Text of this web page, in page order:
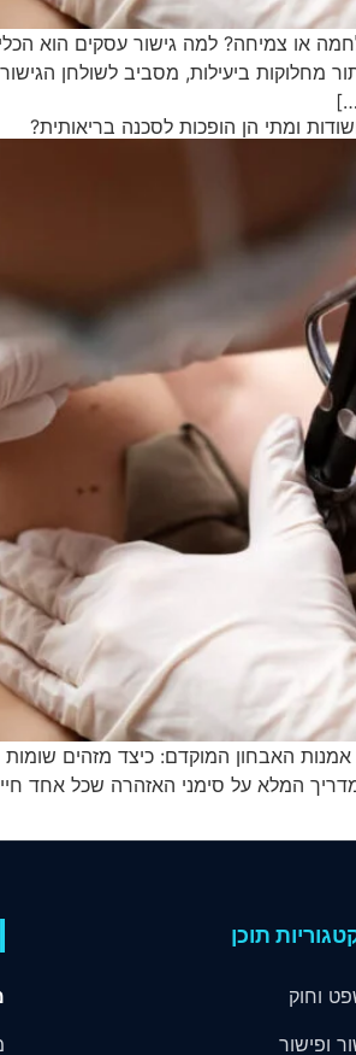
גישור ועסקים מלחמה או צמיחה? למה
מחלוקות ביעילות, מסביב לשולחן
ומתי הן הופכות לסכנה בריאותית?
2026 זכויות רפואיות אמנות האבחון המוקדם:
המלא על סימני האזהרה שכל אחד
תוכן
וחוק
ופישור